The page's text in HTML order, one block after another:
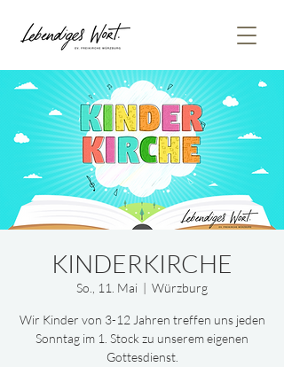
KINDERKIRCHE
So., 11. Mai
  |
Würzburg
Wir Kinder von 3-12 Jahren treffen uns jeden
Sonntag im 1. Stock zu unserem eigenen
Gottesdienst.